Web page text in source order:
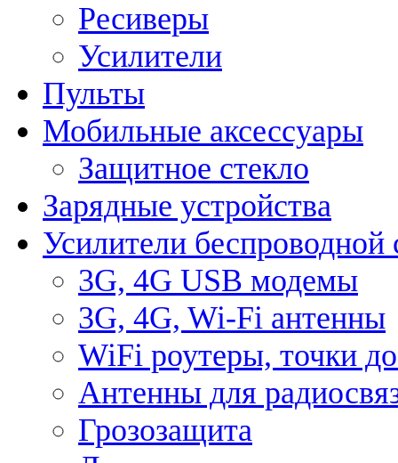
Ресиверы
Усилители
Пульты
Мобильные аксессуары
Защитное стекло
Зарядные устройства
Усилители беспроводной
3G, 4G USB модемы
3G, 4G, Wi-Fi антенны
WiFi роутеры, точки
Антенны для
Грозозащита